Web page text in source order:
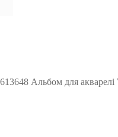
Альбом для